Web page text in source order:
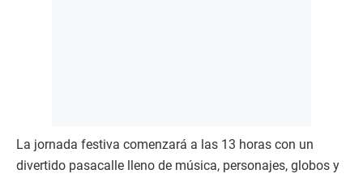
La jornada festiva comenzará a las 13 horas con un
divertido pasacalle lleno de música, personajes, globos y